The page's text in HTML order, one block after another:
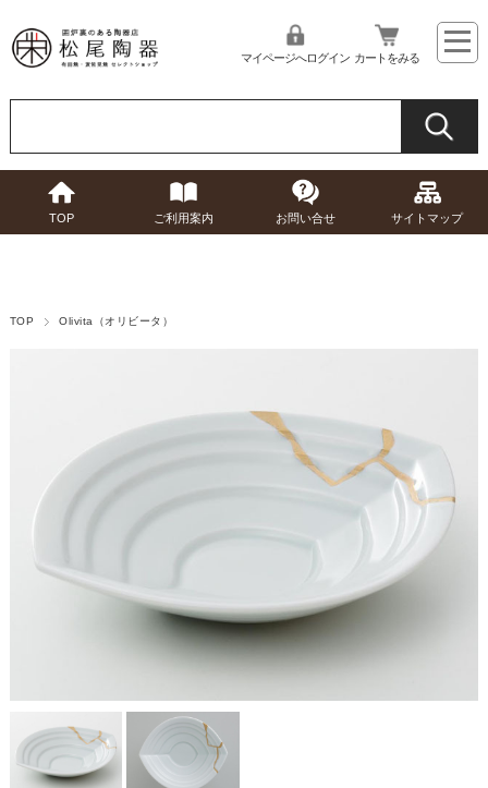
マイページへログイン カートをみる
TOP ご利用案内 お問い合せ サイトマップ
TOP Olivita（オリビータ）